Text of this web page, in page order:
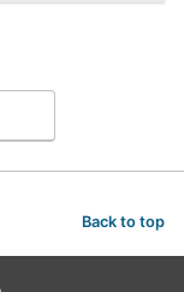
Back to top